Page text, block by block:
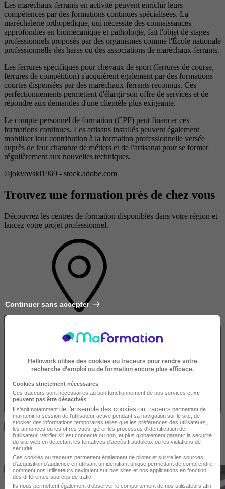
Les maréchaux-ferrants en activité peuvent enrichir leurs
compétences par des formations continues spécialisées. La
maréchalerie orthopédique, qui nécessite des connaissances
approfondies en biomécanique et pathologie, fait l'objet de stages
professionnels proposés par des organismes comme l'École nationale
professionnelle des haras ou des associations de maréchaux-ferrants.
Les ferrures spécifiques pour chevaux de sport (ferrures de course,
ferrures de compétition) s'acquièrent également par des formations
courtes dispensées par des maréchaux-ferrants reconnus. Ces
perfectionnements permettent d'élargir son offre de services et de
répondre aux demandes d'une clientèle plus exigeante.
Le compte personnel de formation (CPF) peut financer ces
formations continues. Les artisans installés peuvent également
mobiliser leur contribution à la formation professionnelle versée
auprès de leur chambre de métiers et de l'artisanat pour se former
régulièrement aux nouvelles techniques.
©jokvovski1969 - stock.adobe.com
Trouvez une formation près de chez vous
Découvrez les centres de formation disponibles dans votre région et
lancez votre projet professionnel.
Effacer le contenu du champ
Trouvez votre formation
S'informer sur le sujet Animaux
Continuer sans accepter
Hellowork utilise des cookies ou traceurs pour rendre votre
recherche d’emploi ou de formation encore plus efficace.
Cookies strictement nécessaires
Ces traceurs sont nécessaires au bon fonctionnement de nos services et ne
peuvent pas être désactivés
Il s'agit notamment de l'ensemble des cookies ou traceurs permettant de
maintenir la session de l'utilisateur active pendant sa navigation sur le site, de
stocker des informations temporaires telles que les préférences des utilisateurs,
les annonces ou les offres vues, gérer les processus d'identification de
l'utilisateur, vérifier s'il est connecté ou non, et plus globalement garantir la sécurité
du site web en détectant les tentatives d'accès frauduleux ou les violations de
sécurité.
Ces cookies ou traceurs permettent également de piloter et suivre les sources
d'acquisition d'audience en utilisant un identifiant unique permettant de comprendre
comment nos utilisateurs naviguent sur nos sites et nos applications en fonction
des différentes sources de trafic.
Ils nous permettent également d’observer le comportement de nos utilisateurs afin